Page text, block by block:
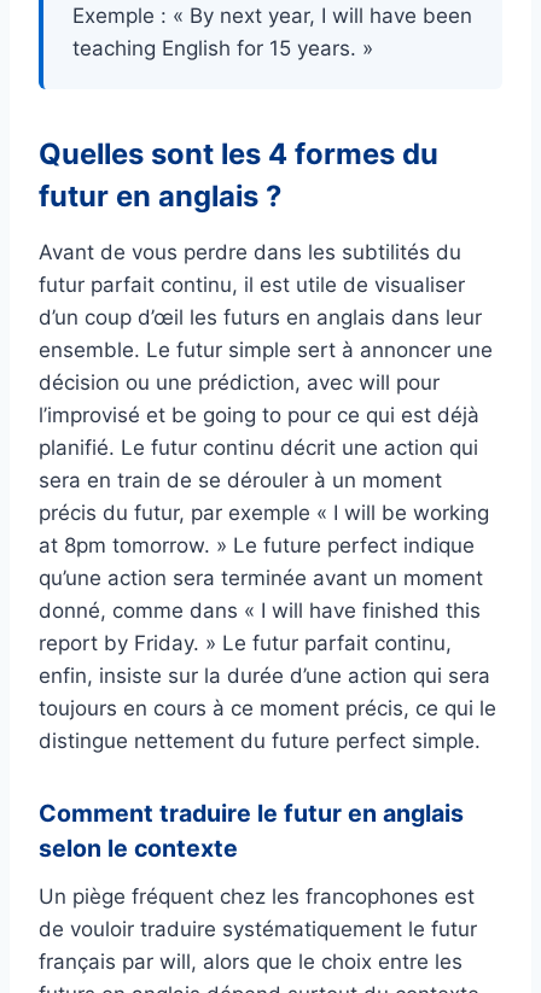
Exemple : « By next year, I will have been
teaching English for 15 years. »
Quelles sont les 4 formes du
futur en anglais ?
Avant de vous perdre dans les subtilités du
futur parfait continu, il est utile de visualiser
d’un coup d’œil les futurs en anglais dans leur
ensemble. Le futur simple sert à annoncer une
décision ou une prédiction, avec will pour
l’improvisé et be going to pour ce qui est déjà
planifié. Le futur continu décrit une action qui
sera en train de se dérouler à un moment
précis du futur, par exemple « I will be working
at 8pm tomorrow. » Le future perfect indique
qu’une action sera terminée avant un moment
donné, comme dans « I will have finished this
report by Friday. » Le futur parfait continu,
enfin, insiste sur la durée d’une action qui sera
toujours en cours à ce moment précis, ce qui le
distingue nettement du future perfect simple.
Comment traduire le futur en anglais
selon le contexte
Un piège fréquent chez les francophones est
de vouloir traduire systématiquement le futur
français par will, alors que le choix entre les